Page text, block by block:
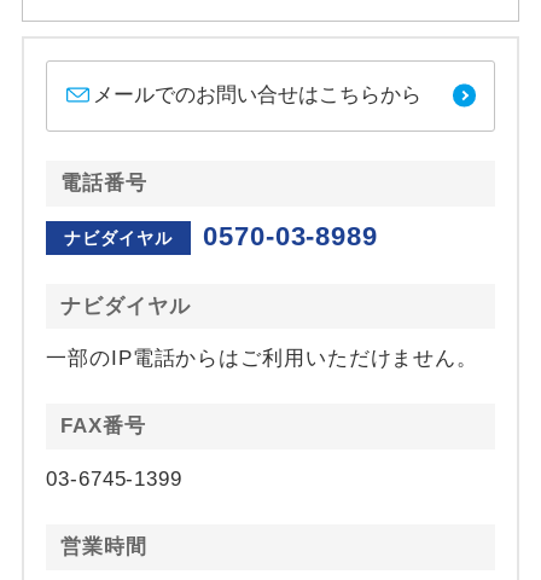
メールでのお問い合せはこちらから
電話番号
ナビダイヤル 0570-03-8989
ナビダイヤル
一部のIP電話からはご利用いただけません。
FAX番号
03-6745-1399
営業時間